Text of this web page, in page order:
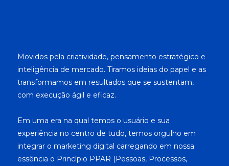
Movidos pela criatividade, pensamento estratégico e
inteligência de mercado. Tiramos ideias do papel e as
transformamos em resultados que se sustentam,
com execução ágil e eficaz.
Em uma era na qual temos o usuário e sua
experiência no centro de tudo, temos orgulho em
integrar o marketing digital carregando em nossa
essência o Princípio PPAR (Pessoas, Processos,